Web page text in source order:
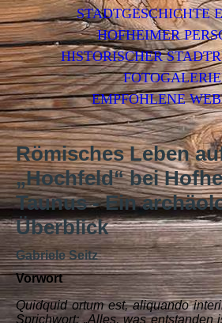
STADTGESCHICHTE
HOFHEIMER
HISTORISCHER
EMPFOHLENE
Römisches Leben
„Hochfeld“ bei
Taunus -Ein
Überblick
Gabriele Seitz
Vorwort
Quidquid ortum est, aliquando
Sprichwort: „Alles, was entstanden